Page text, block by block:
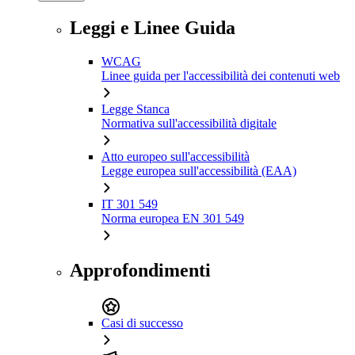
Leggi e Linee Guida
WCAG
Linee guida per l'accessibilità dei contenuti web
Legge Stanca
Normativa sull'accessibilità digitale
Atto europeo sull'accessibilità
Legge europea sull'accessibilità (EAA)
IT 301 549
Norma europea EN 301 549
Approfondimenti
Casi di successo